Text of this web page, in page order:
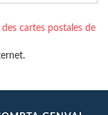
des cartes postales de